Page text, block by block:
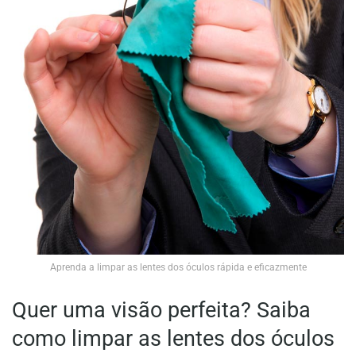
Aprenda a limpar as lentes dos óculos rápida e eficazmente
Quer uma visão perfeita? Saiba
como limpar as lentes dos óculos